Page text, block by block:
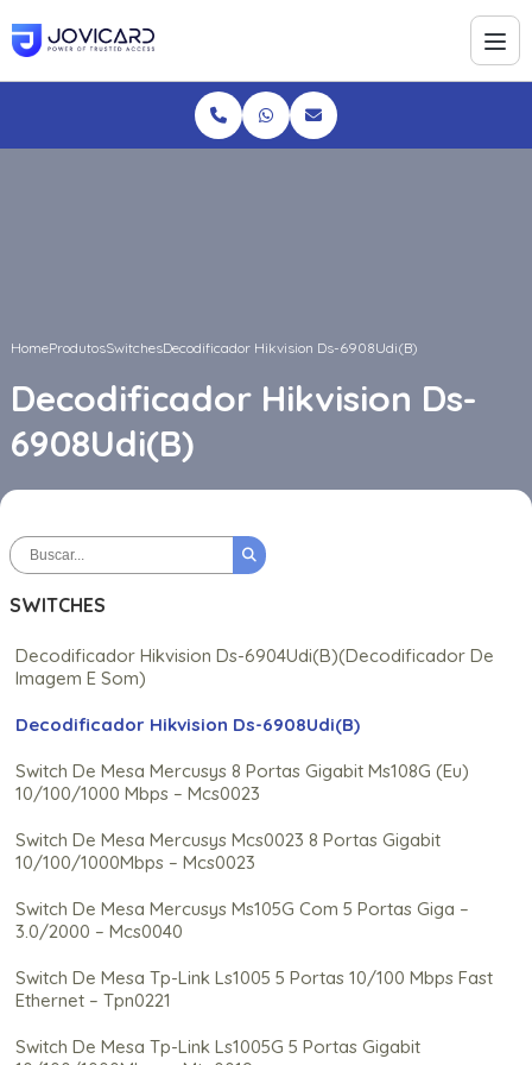
HomeProdutosSwitchesDecodificador Hikvision Ds-6908Udi(B)
Decodificador Hikvision Ds-
6908Udi(B)
SWITCHES
Decodificador Hikvision Ds-6904Udi(B)(Decodificador De
Imagem E Som)
Decodificador Hikvision Ds-6908Udi(B)
Switch De Mesa Mercusys 8 Portas Gigabit Ms108G (Eu)
10/100/1000 Mbps – Mcs0023
Switch De Mesa Mercusys Mcs0023 8 Portas Gigabit
10/100/1000Mbps – Mcs0023
Switch De Mesa Mercusys Ms105G Com 5 Portas Giga –
3.0/2000 – Mcs0040
Switch De Mesa Tp-Link Ls1005 5 Portas 10/100 Mbps Fast
Ethernet – Tpn0221
Switch De Mesa Tp-Link Ls1005G 5 Portas Gigabit